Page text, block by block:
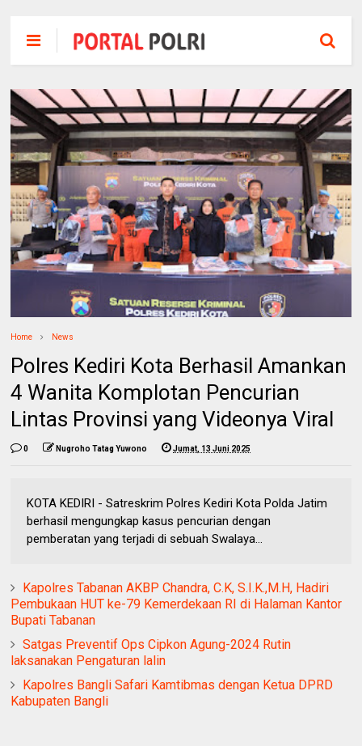
Home News
Polres Kediri Kota Berhasil Amankan
4 Wanita Komplotan Pencurian
Lintas Provinsi yang Videonya Viral
0 Nugroho Tatag Yuwono Jumat, 13 Juni 2025
KOTA KEDIRI - Satreskrim Polres Kediri Kota Polda Jatim
berhasil mengungkap kasus pencurian dengan
pemberatan yang terjadi di sebuah Swalaya...
Kapolres Tabanan AKBP Chandra, C.K, S.I.K.,M.H, Hadiri
Pembukaan HUT ke-79 Kemerdekaan RI di Halaman Kantor
Bupati Tabanan
Satgas Preventif Ops Cipkon Agung-2024 Rutin
laksanakan Pengaturan lalin
Kapolres Bangli Safari Kamtibmas dengan Ketua DPRD
Kabupaten Bangli